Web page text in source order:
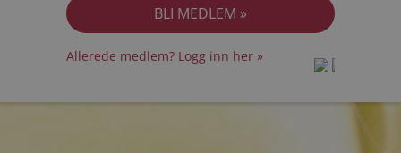
Allerede medlem? Logg inn her »